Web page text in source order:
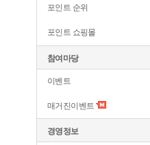
포인트 순위
포인트 쇼핑몰
참여마당
이벤트
매거진이벤트
경영정보